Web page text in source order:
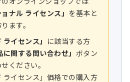
ナル ライセンス」 を基本と
ます。
ライセンス」
に該当する方
に関する問い合わせ」 ボタン
ください。
ライセンス」価格での購入方